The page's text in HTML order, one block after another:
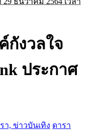
กังวลใจ
ประกาศ
า, ข่าวบันเทิง ดารา